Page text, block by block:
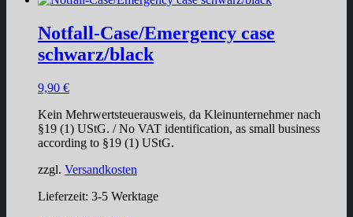
Notfall-Case/Emergency case
schwarz/black
9,90 €
Kein Mehrwertsteuerausweis, da Kleinunternehmer nach
§19 (1) UStG. / No VAT identification, as small business
according to §19 (1) UStG.
zzgl. Versandkosten
Lieferzeit: 3-5 Werktage